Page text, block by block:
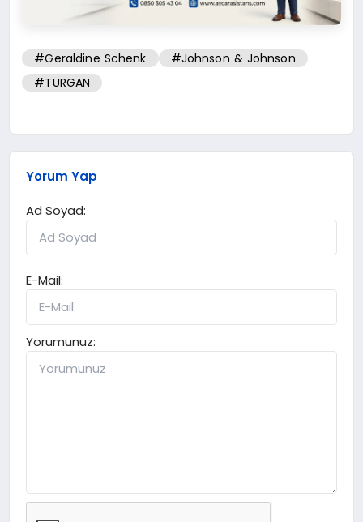
#Geraldine Schenk
#Johnson & Johnson
#TURGAN
Yorum Yap
Ad Soyad:
E-Mail:
Yorumunuz: